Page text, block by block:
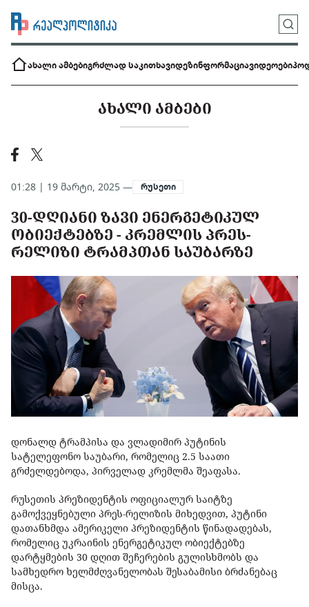
ახალი ამბებიგრძლად საკითხავიდეზინფორმაციავიდეოები
ᲐᲮᲐᲚᲘ ᲐᲛᲑᲔᲑᲘ
01:28 | 19 მარტი, 2025 — რუსეთი
30-ᲓᲦᲘᲐᲜᲘ ᲖᲐᲕᲘ ᲔᲜᲔᲠᲒᲔᲢᲘᲙᲣᲚ
ᲝᲑᲘᲔᲥᲢᲔᲑᲖᲔ - ᲙᲠᲔᲛᲚᲘᲡ ᲞᲠᲔᲡ-
ᲠᲔᲚᲘᲖᲘ ᲢᲠᲐᲛᲞᲗᲐᲜ ᲡᲐᲣᲑᲐᲠᲖᲔ
დონალდ ტრამპისა და ვლადიმირ პუტინის
სატელეფონო საუბარი, რომელიც 2.5 საათი
გრძელდებოდა, პირველად კრემლმა შეაფასა.
რუსეთის პრეზიდენტის ოფიციალურ საიტზე
გამოქვეყნებული პრეს-რელიზის მიხედვით, პუტინი
დათანხმდა ამერიკელი პრეზიდენტის წინადადებას,
რომელიც უკრაინის ენერგეტიკულ ობიექტებზე
დარტყმების 30 დღით შეჩერების გულისხმობს და
სამხედრო ხელმძღვანელობას შესაბამისი ბრძანებაც
მისცა.